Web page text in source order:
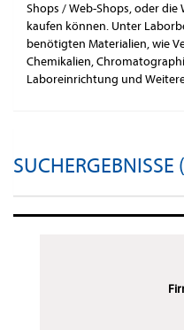
Shops / Web-Shops, oder
kaufen können. Unter
benötigten Materialien, wie
Chemikalien,
Laboreinrichtung und
SUCHERGEBNISSE